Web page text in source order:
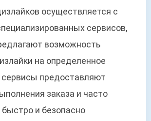
осуществляется с
сервисов,
возможность
на определенное
предоставляют
заказа и часто
и безопасно